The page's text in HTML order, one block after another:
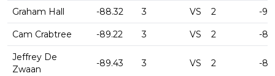
Graham Hall -88.32 3 VS 2 -
Cam Crabtree -89.22 3 VS 2 -
Jeffrey De
Zwaan
-89.43 3 VS 2 -